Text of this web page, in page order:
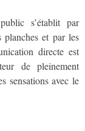
s’établit par
et par les
directe est
de pleinement
sensations avec le